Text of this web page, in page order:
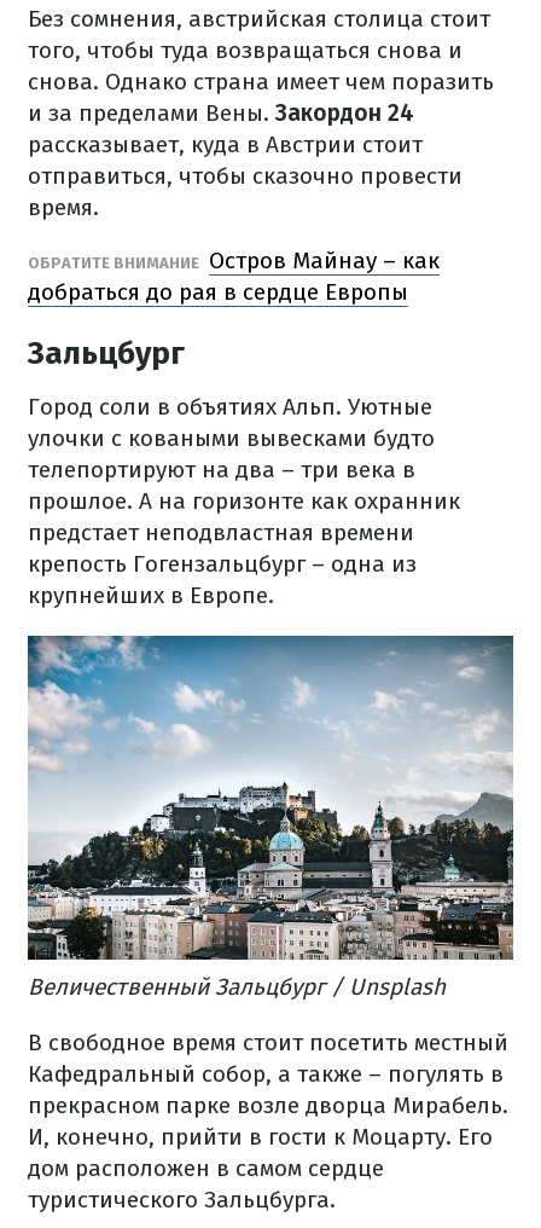
Без сомнения, австрийская столица стоит
того, чтобы туда возвращаться снова и
снова. Однако страна имеет чем поразить
и за пределами Вены. Закордон 24
рассказывает, куда в Австрии стоит
отправиться, чтобы сказочно провести
время.
ОБРАТИТЕ ВНИМАНИЕ Остров Майнау – как
добраться до рая в сердце Европы
Зальцбург
Город соли в объятиях Альп. Уютные
улочки с коваными вывесками будто
телепортируют на два – три века в
прошлое. А на горизонте как охранник
предстает неподвластная времени
крепость Гогензальцбург – одна из
крупнейших в Европе.
Величественный Зальцбург / Unsplash
В свободное время стоит посетить местный
Кафедральный собор, а также – погулять в
прекрасном парке возле дворца Мирабель.
И, конечно, прийти в гости к Моцарту. Его
дом расположен в самом сердце
туристического Зальцбурга.